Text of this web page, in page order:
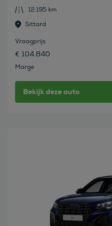
12.195 km
Sittard
Vraagprijs
€ 104.840
Marge
Bekijk deze auto